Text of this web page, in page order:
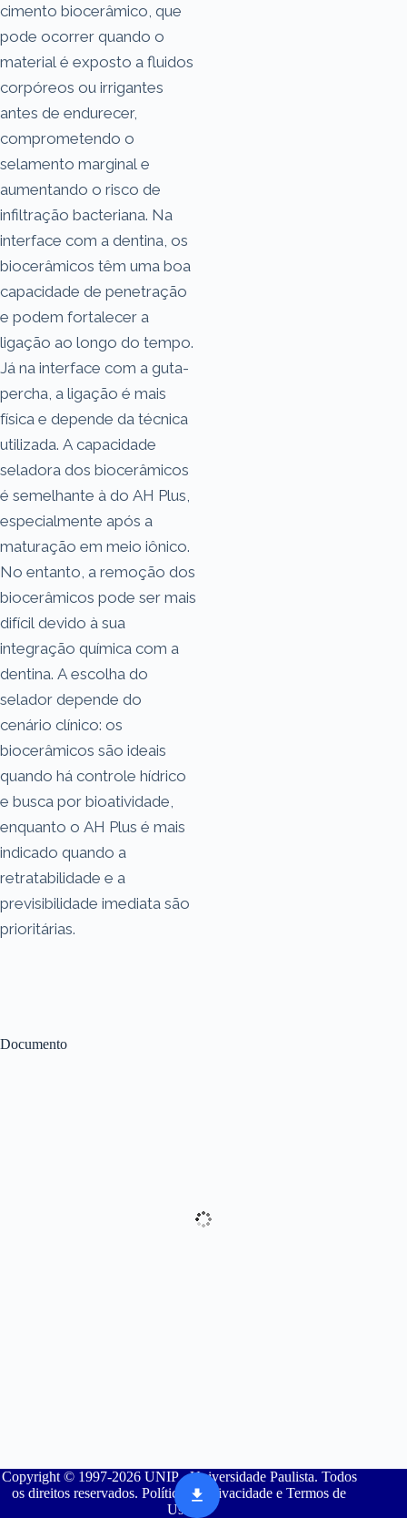
Documento
cimento biocerâmico, que
pode ocorrer quando o
material é exposto a fluidos
corpóreos ou irrigantes
antes de endurecer,
comprometendo o
selamento marginal e
aumentando o risco de
infiltração bacteriana. Na
interface com a dentina, os
biocerâmicos têm uma boa
capacidade de penetração
e podem fortalecer a
ligação ao longo do tempo.
Já na interface com a guta-
percha, a ligação é mais
física e depende da técnica
utilizada. A capacidade
seladora dos biocerâmicos
é semelhante à do AH Plus,
especialmente após a
maturação em meio iônico.
No entanto, a remoção dos
biocerâmicos pode ser mais
difícil devido à sua
integração química com a
dentina. A escolha do
selador depende do
cenário clínico: os
biocerâmicos são ideais
quando há controle hídrico
e busca por bioatividade,
enquanto o AH Plus é mais
indicado quando a
retratabilidade e a
previsibilidade imediata são
prioritárias.
Copyright © 1997-2026 UNIP - Universidade Paulista. Todos
os direitos reservados. Política de Privacidade e Termos de
Uso